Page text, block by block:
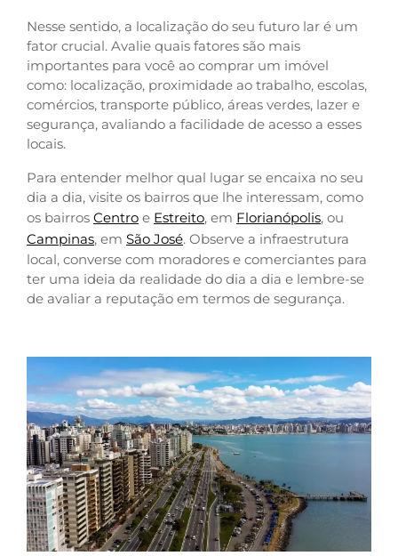
Nesse sentido, a localização do seu futuro lar é um
fator crucial. Avalie quais fatores são mais
importantes para você ao comprar um imóvel
como: localização, proximidade ao trabalho, escolas,
comércios, transporte público, áreas verdes, lazer e
segurança, avaliando a facilidade de acesso a esses
locais.
Para entender melhor qual lugar se encaixa no seu
dia a dia, visite os bairros que lhe interessam, como
os bairros Centro e Estreito, em Florianópolis, ou
Campinas, em São José. Observe a infraestrutura
local, converse com moradores e comerciantes para
ter uma ideia da realidade do dia a dia e lembre-se
de avaliar a reputação em termos de segurança.